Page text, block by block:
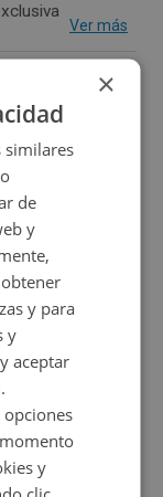
sin
directa.
se
por la
no se contará
de la
precio indicado
y no
por
a
su sanción.
anuncio se
el boletín
Ver más
Solar
×
similares
de
y
y para
y
aceptar
y
clic